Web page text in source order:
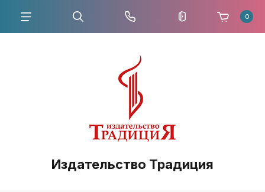
Издательство Традиция
0